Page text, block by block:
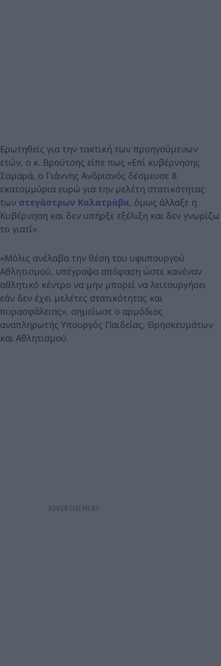
Ερωτηθείς για την τακτική των προηγούμενων
ετών, ο κ. Βρούτσης είπε πως «Επί κυβέρνησης
Σαμαρά, ο Γιάννης Ανδριανός δέσμευσε 8
εκατομμύρια ευρώ για την μελέτη στατικότητας
των στεγάστρων Καλατράβα, όμως άλλαξε η
Κυβέρνηση και δεν υπήρξε εξέλιξη και δεν γνωρίζω
το γιατί».
«Μόλις ανέλαβα την θέση του υφυπουργού
Αθλητισμού, υπέγραψα απόφαση ώστε κανέναν
αθλητικό κέντρο να μην μπορεί να λειτουργήσει
εάν δεν έχει μελέτες στατικότητας και
πυρασφάλειας», σημείωσε ο αρμόδιος
αναπληρωτής Υπουργός Παιδείας, Θρησκευμάτων
και Αθλητισμού.